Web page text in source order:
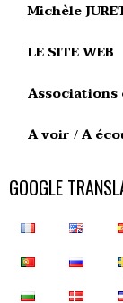
Michèle
LE SITE WEB
Associations
A voir / A
GOOGLE